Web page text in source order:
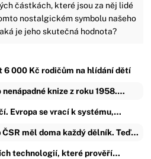
částkách, které jsou za něj lidé
nostalgickém symbolu našeho
je jeho skutečná hodnota?
6 000 Kč rodičům na hlídání dětí
knize z roku 1958.…
Evropa se vrací k systému,…
měl doma každý dělník. Teď…
technologií, které prověří…